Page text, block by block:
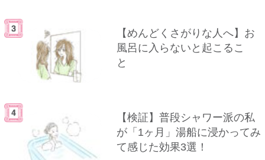
【めんどくさがりな人へ】お
風呂に入らないと起こるこ
と
【検証】普段シャワー派の私
が「1ヶ月」湯船に浸かってみ
て感じた効果3選！